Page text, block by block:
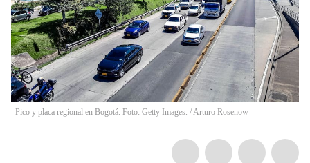
Pico y placa regional en Bogotá. Foto: Getty Images. /Arturo Rosenow